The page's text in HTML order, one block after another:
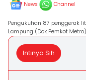
News Channel
Pengukuhan 87 penggerak
Lampung (Dok.Pemkot Metro)
Intinya Sih